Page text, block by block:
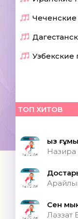
Узбекские
ТОП ХИТОВ
Қыз
Назира
Сен
Ләззат